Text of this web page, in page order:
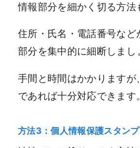
情報部分を細かく切る方法
住所・氏名・電話番号など
部分を集中的に細断しまし
手間と時間はかかりますが
であれば十分対応できます。
方法3：個人情報保護スタン